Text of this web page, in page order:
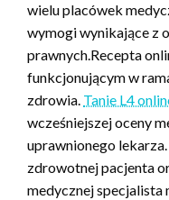
wielu placówek
wymogi wynikające z
prawnych.Recepta
funkcjonującym w
zdrowia. Tanie L4
wcześniejszej oceny
uprawnionego
zdrowotnej pacjenta
medycznej specjalista